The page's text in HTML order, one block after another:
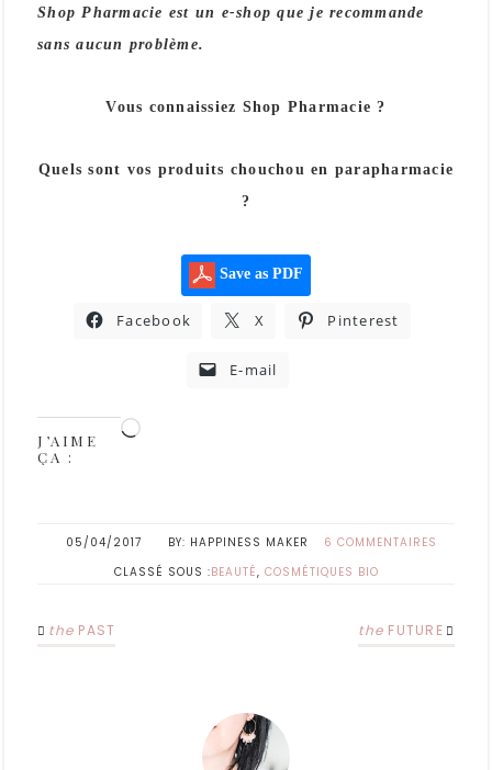
Shop Pharmacie est un e-shop que je recommande
sans aucun problème.
Vous connaissiez Shop Pharmacie ?
Quels sont vos produits chouchou en parapharmacie
?
Save as PDF
Facebook X Pinterest
E-mail
J’AIME
ÇA :
05/04/2017 HAPPINESS MAKER
6 COMMENTAIRES
CLASSÉ SOUS :BEAUTÉ, COSMÉTIQUES BIO
the PAST the FUTURE